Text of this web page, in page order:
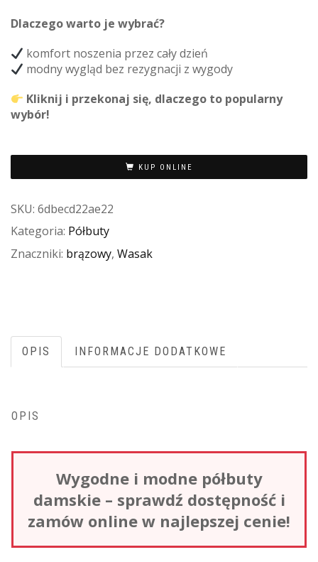
Dlaczego warto je wybrać?
komfort noszenia przez cały dzień
modny wygląd bez rezygnacji z wygody
Kliknij i przekonaj się, dlaczego to popularny
wybór!
KUP ONLINE
SKU: 6dbecd22ae22
Kategoria: Półbuty
Znaczniki: brązowy, Wasak
OPIS INFORMACJE DODATKOWE
OPIS
Wygodne i modne półbuty
damskie – sprawdź dostępność i
zamów online w najlepszej cenie!